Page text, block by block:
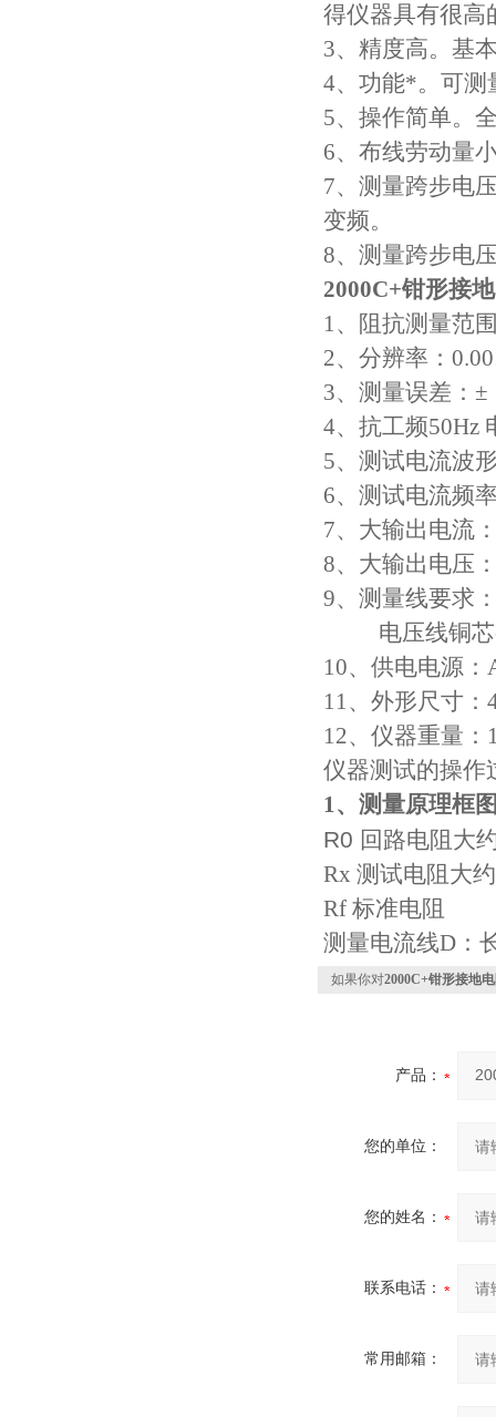
得仪器具有很高
3、精度高。基
4、功能*。可测
5、操作简单。
6、布线劳动量
7、测量跨步电
变频。
8、测量跨步电
2000C+钳形接
1、阻抗测量范
2、分辨率：
3、测量误差：
4、抗工频50Hz
5、测试电流波
6、测试电流频
7、大输出电流
8、大输出电压
9、测量线要求
电压线铜芯
10、供电电源：
11、外形尺寸：
12、仪器重量：
仪器测试的操作
1、测量原理框
R0 回路电阻大
Rx 测试电阻大
Rf 标准电阻
测量电流线D：
如果你对2000C+钳形接地
产品：
您的单位：
您的姓名：
联系电话：
常用邮箱：